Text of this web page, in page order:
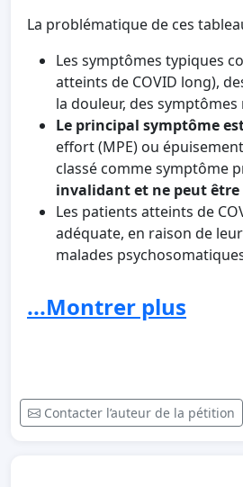
La problématique de ces
Les symptômes typiques
atteints de COVID long),
la douleur, des
Le principal symptôme
effort (MPE) ou
classé comme symptôme
invalidant et ne peut
Les patients atteints de
adéquate, en raison de
malades
exemple avec une
approches thérapeutiques
anticipées dans le cas des
COVID long et de ME/CFS
...Montrer plus
Contacter l’auteur de la pétition